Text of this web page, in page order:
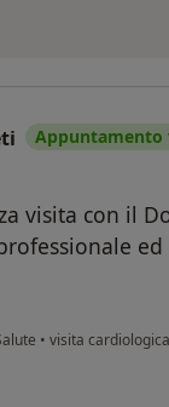
Appuntamento
visita con il
ed
• visita
Lorenza Queti